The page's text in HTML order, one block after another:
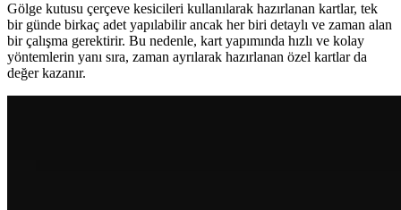
Gölge kutusu çerçeve kesicileri kullanılarak hazırlanan kartlar, tek
bir günde birkaç adet yapılabilir ancak her biri detaylı ve zaman alan
bir çalışma gerektirir. Bu nedenle, kart yapımında hızlı ve kolay
yöntemlerin yanı sıra, zaman ayrılarak hazırlanan özel kartlar da
değer kazanır.